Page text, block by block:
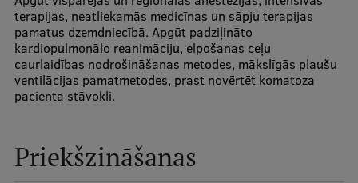
Dati par 2025. gadu
Suvenīri un grāmatas
terapijas, neatliekamās medicīnas un sāpju terapijas
pamatus dzemdniecībā. Apgūt padziļināto
kardiopulmonālo reanimāciju, elpošanas ceļu
caurlaidības nodrošināšanas metodes, mākslīgās plaušu
ventilācijas pamatmetodes, prast novērtēt komatoza
pacienta stāvokli.
Priekšzināšanas